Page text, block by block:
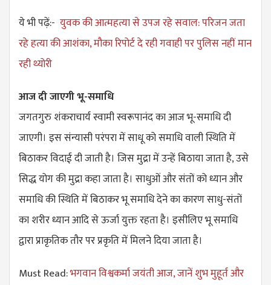
ये भी पढ़ें:- युवक की आत्महत्या से उपज रहे सवाल: परिजन जता
रहे हत्या की आशंका, मौका रिपोर्ट दे रही गवाही पर पुलिस नहीं मान
रही थ्योरी
आज दी जाएगी भू-समाधि
जगतगुरु शंकराचार्य स्वामी स्वरूपानंद का आज भू-समाधि दी
जाएगी। इस संन्यासी परंपरा में साधू को समाधि वाली स्थिति में
बिठाकर विदाई दी जाती है। जिस मुद्रा में उन्हें बिठाया जाता है, उसे
सिद्ध योग की मुद्रा कहा जाता है। साधुओं और संतों को ध्यान और
समाधि की स्थिति में बिठाकर भू समाधि देने का कारण साधु-संतों
का शरीर ध्यान आदि से ऊर्जा युक्त रहता है। इसीलिए भू समाधि
द्वारा प्राकृतिक तौर पर प्रकृति में मिलने दिया जाता है।
Must Read:भगवान विश्वकर्मा जयंती आज, जानें शुभ मुहूर्त और